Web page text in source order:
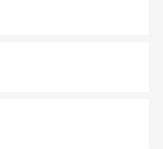
しめる外せないスポット